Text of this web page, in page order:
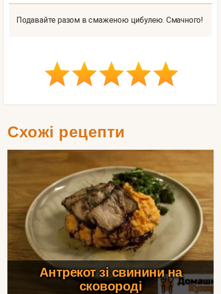
Подавайте разом в смаженою цибулею. Смачного!
Схожі рецепти
Антрекот зі свинини на
сковороді